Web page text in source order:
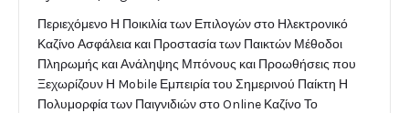
Περιεχόμενο Η Ποικιλία των Επιλογών στο Ηλεκτρονικό
Καζίνο Ασφάλεια και Προστασία των Παικτών Μέθοδοι
Πληρωμής και Ανάληψης Μπόνους και Προωθήσεις που
Ξεχωρίζουν Η Mobile Εμπειρία του Σημερινού Παίκτη Η
Πολυμορφία των Παιγνιδιών στο Online Καζίνο Το